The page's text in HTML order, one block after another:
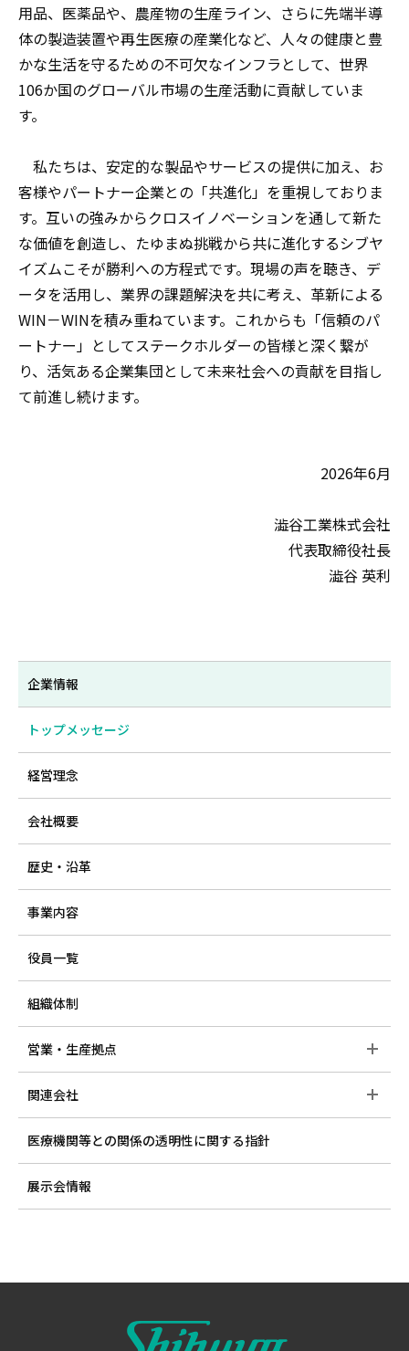
用品、医薬品や、農産物の生産ライン、さらに先端半導
体の製造装置や再生医療の産業化など、人々の健康と豊
かな生活を守るための不可欠なインフラとして、世界
106か国のグローバル市場の生産活動に貢献していま
す。
私たちは、安定的な製品やサービスの提供に加え、お
客様やパートナー企業との「共進化」を重視しておりま
す。互いの強みからクロスイノベーションを通して新た
な価値を創造し、たゆまぬ挑戦から共に進化するシブヤ
イズムこそが勝利への方程式です。現場の声を聴き、デ
ータを活用し、業界の課題解決を共に考え、革新による
WIN－WINを積み重ねています。これからも「信頼のパ
ートナー」としてステークホルダーの皆様と深く繋が
り、活気ある企業集団として未来社会への貢献を目指し
て前進し続けます。
2026年6月
澁谷工業株式会社
代表取締役社長
澁谷 英利
企業情報
トップメッセージ
経営理念
会社概要
歴史・沿革
事業内容
役員一覧
組織体制
営業・生産拠点
関連会社
医療機関等との関係の透明性に関する指針
展示会情報